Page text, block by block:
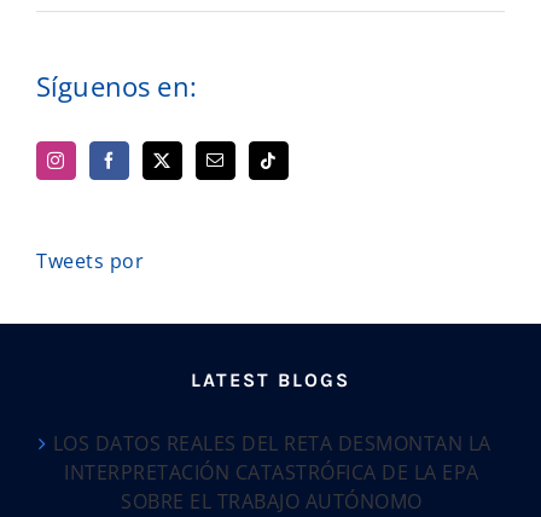
Síguenos en:
Tweets por
LATEST BLOGS
LOS DATOS REALES DEL RETA DESMONTAN LA
INTERPRETACIÓN CATASTRÓFICA DE LA EPA
SOBRE EL TRABAJO AUTÓNOMO